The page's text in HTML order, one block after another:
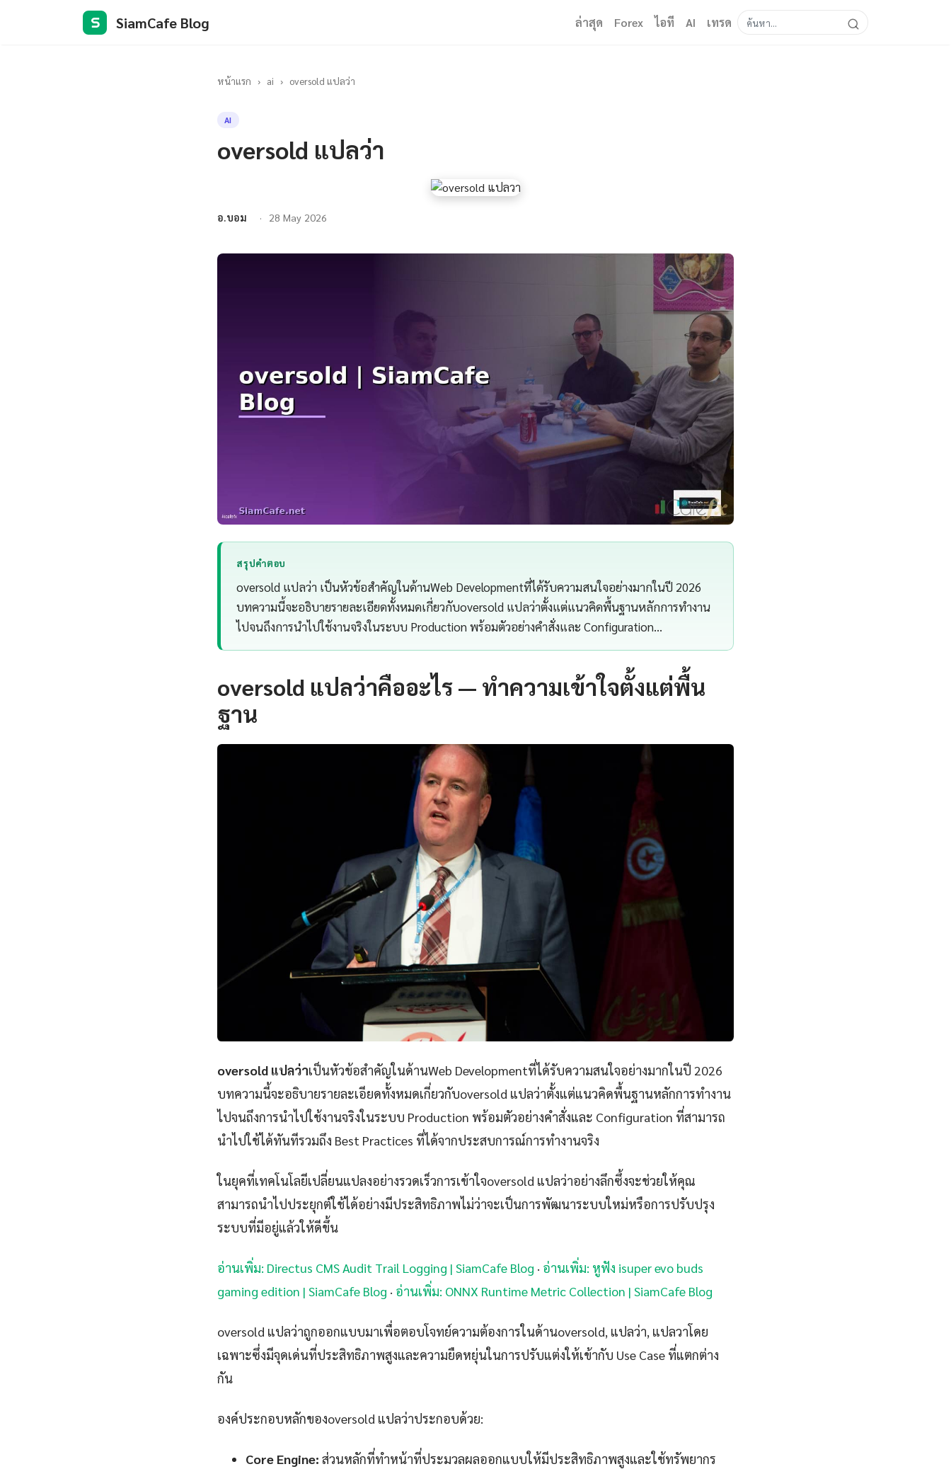
S SiamCafe Blog ล่าสุด Forex ไอที AI เทรด
หน้าแรก › ai › oversold แปลว่า
AI
oversold แปลว่า
อ.บอม 28 May 2026
สรุปคำตอบ
oversold แปลว่า เป็นหัวข้อสำคัญในด้านWeb Developmentที่ได้รับความสนใจอย่างมากในปี 2026
บทความนี้จะอธิบายรายละเอียดทั้งหมดเกี่ยวกับoversold แปลว่าตั้งแต่แนวคิดพื้นฐานหลักการทำงาน
ไปจนถึงการนำไปใช้งานจริงในระบบ Production พร้อมตัวอย่างคำสั่งและ Configuration…
oversold แปลว่าคืออะไร — ทำความเข้าใจตั้งแต่พื้น
ฐาน
oversold แปลว่าเป็นหัวข้อสำคัญในด้านWeb Developmentที่ได้รับความสนใจอย่างมากในปี 2026
บทความนี้จะอธิบายรายละเอียดทั้งหมดเกี่ยวกับoversold แปลว่าตั้งแต่แนวคิดพื้นฐานหลักการทำงาน
ไปจนถึงการนำไปใช้งานจริงในระบบ Production พร้อมตัวอย่างคำสั่งและ Configuration ที่สามารถ
นำไปใช้ได้ทันทีรวมถึง Best Practices ที่ได้จากประสบการณ์การทำงานจริง
ในยุคที่เทคโนโลยีเปลี่ยนแปลงอย่างรวดเร็วการเข้าใจoversold แปลว่าอย่างลึกซึ้งจะช่วยให้คุณ
สามารถนำไปประยุกต์ใช้ได้อย่างมีประสิทธิภาพไม่ว่าจะเป็นการพัฒนาระบบใหม่หรือการปรับปรุง
ระบบที่มีอยู่แล้วให้ดีขึ้น
อ่านเพิ่ม: Directus CMS Audit Trail Logging | SiamCafe Blog · อ่านเพิ่ม: หูฟัง isuper evo buds
gaming edition | SiamCafe Blog · อ่านเพิ่ม: ONNX Runtime Metric Collection | SiamCafe Blog
oversold แปลว่าถูกออกแบบมาเพื่อตอบโจทย์ความต้องการในด้านoversold, แปลว่า, แปลวาโดย
เฉพาะซึ่งมีจุดเด่นที่ประสิทธิภาพสูงและความยืดหยุ่นในการปรับแต่งให้เข้ากับ Use Case ที่แตกต่าง
กัน
องค์ประกอบหลักของoversold แปลว่าประกอบด้วย:
Core Engine: ส่วนหลักที่ทำหน้าที่ประมวลผลออกแบบให้มีประสิทธิภาพสูงและใช้ทรัพยากร